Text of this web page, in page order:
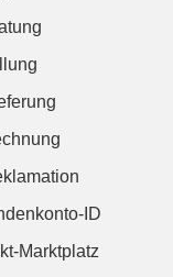
ID
Marktplatz